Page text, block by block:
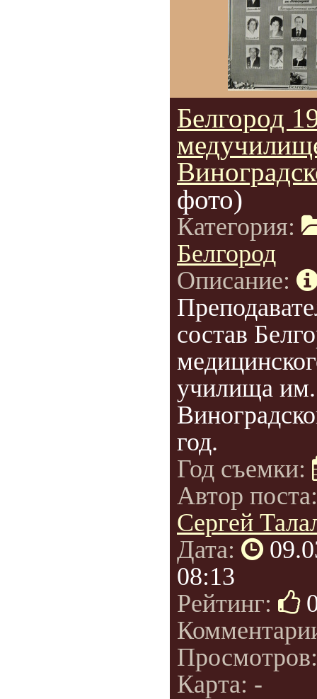
Белгород
фото)
Категория:
Белгород
Описание:
состав
училища им.
год.
Год съемки:
Автор
Сергей
Дата:
08:13
Рейтинг:
Карта: -